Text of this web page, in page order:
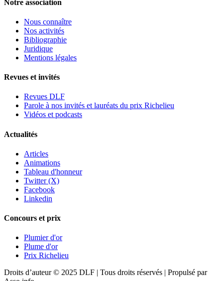
Notre association
Nous connaître
Nos activités
Bibliographie
Juridique
Mentions légales
Revues et invités
Revues DLF
Parole à nos invités et lauréats du prix Richelieu
Vidéos et podcasts
Actualités
Articles
Animations
Tableau d'honneur
Twitter (X)
Facebook
Linkedin
Concours et prix
Plumier d'or
Plume d'or
Prix Richelieu
Droits d’auteur © 2025 DLF | Tous droits réservés | Propulsé par